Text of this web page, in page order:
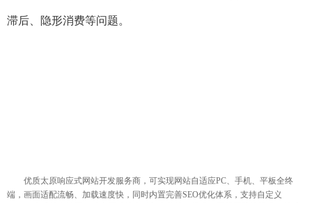
滞后、隐形消费等问题。
优质太原响应式网站开发服务商，可实现网站自适应PC、手机、平板全终
端，画面适配流畅、加载速度快，同时内置完善SEO优化体系，支持自定义